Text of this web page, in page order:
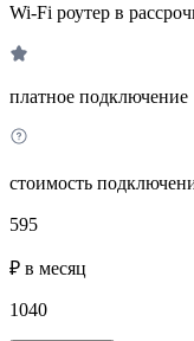
Wi-Fi роутер в
платное подключение
стоимость
595
₽ в месяц
1040